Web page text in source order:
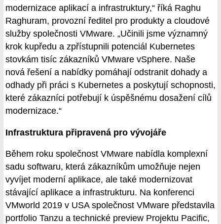
modernizace aplikací a infrastruktury,“ říká Raghu
Raghuram, provozní ředitel pro produkty a cloudové
služby společnosti VMware. „Učinili jsme významný
krok kupředu a zpřístupnili potenciál Kubernetes
stovkám tisíc zákazníků VMware vSphere. Naše
nová řešení a nabídky pomáhají odstranit dohady a
odhady při práci s Kubernetes a poskytují schopnosti,
které zákazníci potřebují k úspěšnému dosažení cílů
modernizace.“
Infrastruktura připravená pro vývojáře
Během roku společnost VMware nabídla komplexní
sadu softwaru, která zákazníkům umožňuje nejen
vyvíjet moderní aplikace, ale také modernizovat
stávající aplikace a infrastrukturu. Na konferenci
VMworld 2019 v USA společnost VMware představila
portfolio Tanzu a technické preview Projektu Pacific,